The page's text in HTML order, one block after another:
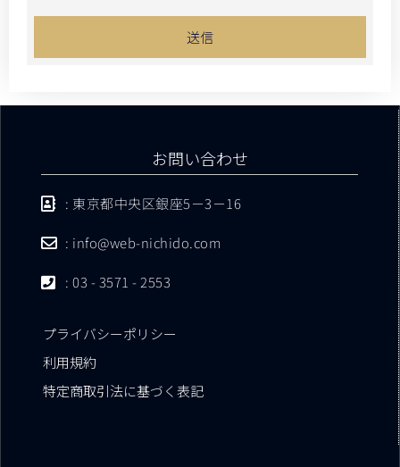
送信
お問い合わせ
: 東京都中央区銀座5－3－16
: info@web-nichido.com
: 03 - 3571 - 2553
プライバシーポリシー
利用規約
特定商取引法に基づく表記